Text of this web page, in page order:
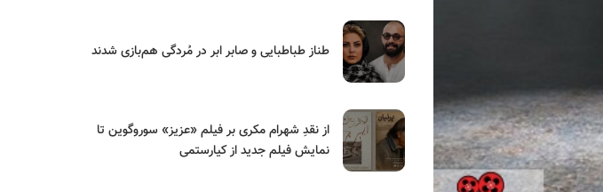
طناز طباطبایی و صابر ابر در مُردگی هم‌بازی شدند
از نقدِ شهرام مکری بر فیلم «عزیز» سوروگوین تا
نمایش فیلم جدید از کیارستمی